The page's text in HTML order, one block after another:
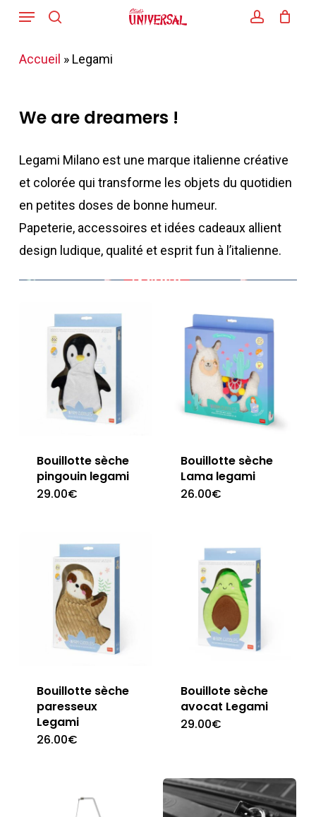
Skip
main
Menu
Accueil » Legami
We are dreamers !
Legami Milano est une marque italienne créative
et colorée qui transforme les objets du quotidien
en petites doses de bonne humeur.
Papeterie, accessoires et idées cadeaux allient
design ludique, qualité et esprit fun à l’italienne.
Bouillotte sèche
pingouin legami
29.00€
Bouillotte sèche
Lama legami
26.00€
Bouillotte sèche
paresseux
Legami
26.00€
Bouillote sèche
avocat Legami
29.00€